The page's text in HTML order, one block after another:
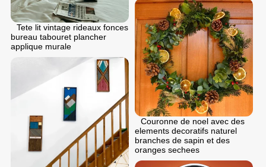
Tete lit vintage rideaux fonces
bureau tabouret plancher
applique murale
Couronne de noel avec des
elements decoratifs naturel
branches de sapin et des
oranges sechees